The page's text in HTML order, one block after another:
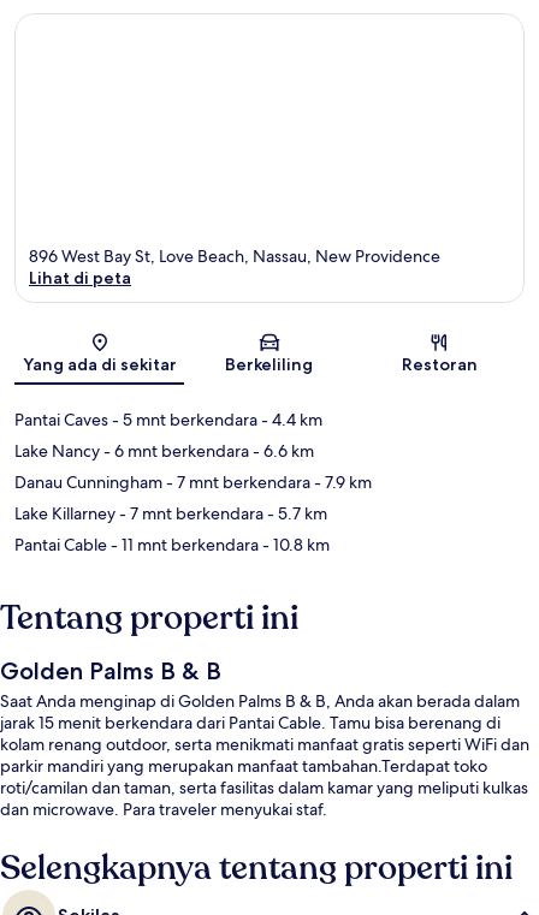
Peta
896 West Bay St, Love Beach, Nassau, New Providence
Lihat di peta
Yang ada di sekitar Berkeliling Restoran
Pantai Caves- 5 mnt berkendara- 4.4 km
Lake Nancy- 6 mnt berkendara- 6.6 km
Danau Cunningham- 7 mnt berkendara- 7.9 km
Lake Killarney- 7 mnt berkendara- 5.7 km
Pantai Cable- 11 mnt berkendara- 10.8 km
Tentang properti ini
Golden Palms B & B
Saat Anda menginap di Golden Palms B & B, Anda akan berada dalam
jarak 15 menit berkendara dari Pantai Cable. Tamu bisa berenang di
kolam renang outdoor, serta menikmati manfaat gratis seperti WiFi dan
parkir mandiri yang merupakan manfaat tambahan.Terdapat toko
roti/camilan dan taman, serta fasilitas dalam kamar yang meliputi kulkas
dan microwave. Para traveler menyukai staf.
Selengkapnya tentang properti ini